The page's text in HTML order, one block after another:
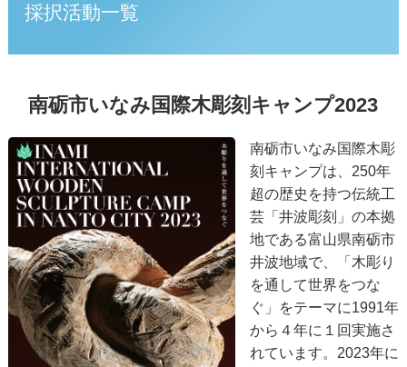
採択活動一覧
南砺市いなみ国際木彫刻キャンプ2023
南砺市いなみ国際木彫
刻キャンプは、250年
超の歴史を持つ伝統工
芸「井波彫刻」の本拠
地である富山県南砺市
井波地域で、「木彫り
を通して世界をつな
ぐ」をテーマに1991年
から４年に１回実施さ
れています。2023年に